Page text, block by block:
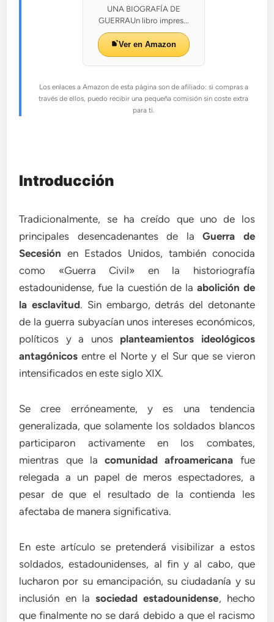
UNA BIOGRAFÍA DE
GUERRAUn libro impres...
Ver en Amazon
Los enlaces a Amazon de esta página son de afiliado: si compras a
través de ellos, puedo recibir una pequeña comisión sin coste extra
para ti.
Introducción
Tradicionalmente, se ha creído que uno de los
principales desencadenantes de laGuerra de
Secesión en Estados Unidos, también conocida
como «Guerra Civil» en la historiografía
estadounidense, fue la cuestión de la abolición de
la esclavitud. Sin embargo, detrás del detonante
de la guerra subyacían unos intereses económicos,
políticos y a unos planteamientos ideológicos
antagónicos entre el Norte y el Sur que se vieron
intensificados en este siglo XIX.
Se cree erróneamente, y es una tendencia
generalizada, que solamente los soldados blancos
participaron activamente en los combates,
mientras que lacomunidad afroamericana fue
relegada a un papel de meros espectadores, a
pesar de que el resultado de la contienda les
afectaba de manera significativa.
En este artículo se pretenderá visibilizar a estos
soldados, estadounidenses, al fin y al cabo, que
lucharon por su emancipación, su ciudadanía y su
inclusión en lasociedad estadounidense, hecho
que finalmente no se dará debido a que el racismo